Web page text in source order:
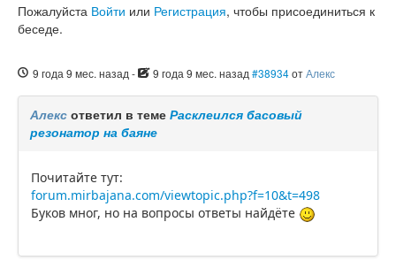
Пожалуйста Войти или Регистрация, чтобы присоединиться к
беседе.
9 года 9 мес. назад - 9 года 9 мес. назад #38934отАлекс
Алекс ответил в теме Расклеился басовый
резонатор на баяне
Почитайте тут:
forum.mirbajana.com/viewtopic.php?f=10&t=498
Буков мног, но на вопросы ответы найдёте